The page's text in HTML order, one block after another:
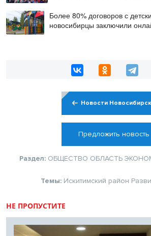
Более 80% договоров с
новосибирцы заключили
Новости
Предложить новость
Раздел: ОБЩЕСТВО ОБЛАСТЬ
Темы: Искитимский район
НЕ ПРОПУСТИТЕ